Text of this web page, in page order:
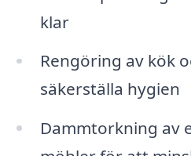
klar
Rengöring av kök
säkerställa hygien
Dammtorkning av